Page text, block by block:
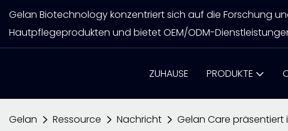
Gelan Biotechnology konzentriert sich auf die Forschung
Hautpflegeprodukten und bietet OEM/ODM-
ZUHAUSE PRODUKTE
Gelan Ressource Nachricht Gelan Care präsentiert